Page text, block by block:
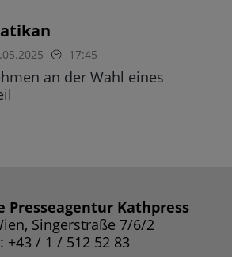
17:45
an der Wahl eines
Presseagentur Kathpress
Singerstraße 7/6/2
+43 / 1 / 512 52 83